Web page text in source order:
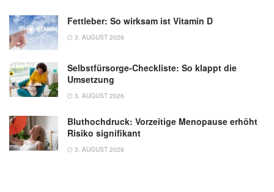
Fettleber: So wirksam ist Vitamin D
3. AUGUST 2026
Selbstfürsorge-Checkliste: So klappt die
Umsetzung
3. AUGUST 2026
Bluthochdruck: Vorzeitige Menopause erhöht
Risiko signifikant
3. AUGUST 2026